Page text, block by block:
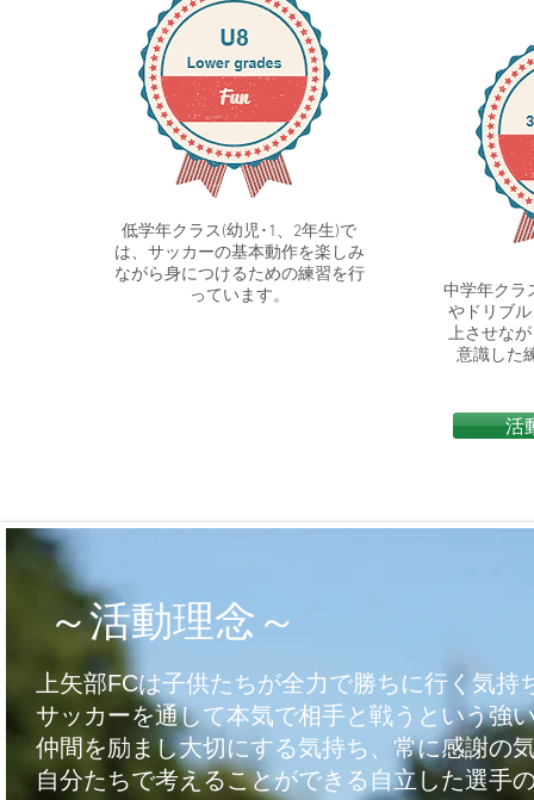
低学年クラス(幼児･1、2年生)で
は、サッカーの基本動作を楽しみ
ながら身につけるための練習を行
っています。
中学年クラ
やドリブ
上させな
意識した
活
～活動理念～
上矢部FCは子供たちが全力で勝ちに行く気持
サッカーを通して本気で相手と戦うという強
仲間を励まし大切にする気持ち、 常に感謝の
自分たちで考えることができる 自立した選手